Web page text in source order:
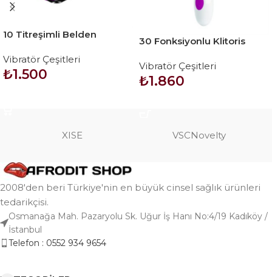
10 Titreşimli Belden
Vajinal Vibratör
Vibratör Çeşitleri
₺1.500
30 Fonksiyonlu Klitoris
– Newman
Vibratör Çeşitleri
₺1.860
XISE VSCNovelty
2008'den beri Türkiye'nin en büyük cinsel sağlık ürünleri
tedarikçisi.
Osmanağa Mah. Pazaryolu Sk. Uğur İş Hanı No:4/19 Kadıköy /
İstanbul
Telefon : 0552 934 9654